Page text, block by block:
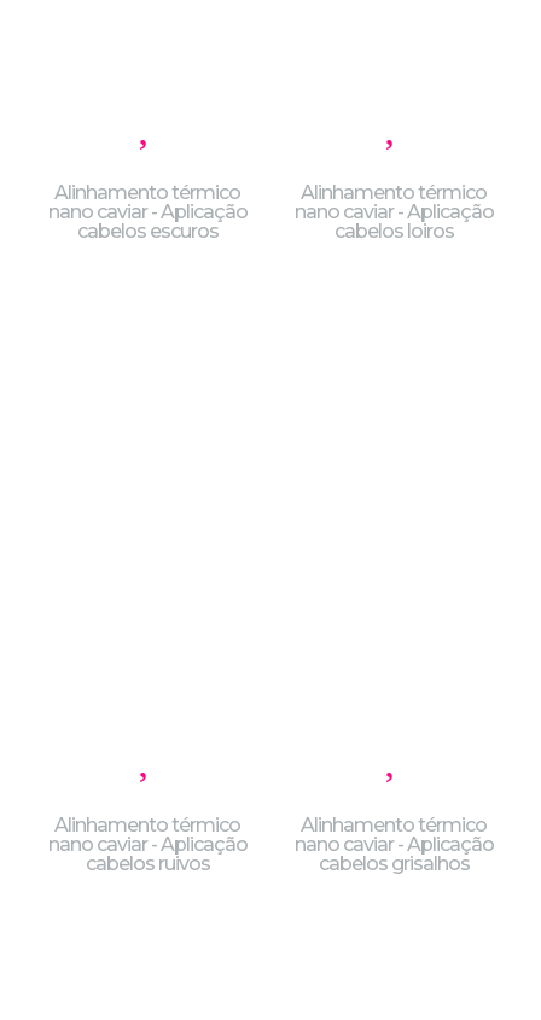
Alinhamento térmico
nano caviar - Aplicação
cabelos escuros
Alinhamento térmico
nano caviar - Aplicação
cabelos loiros
Alinhamento térmico
nano caviar - Aplicação
cabelos ruivos
Alinhamento térmico
nano caviar - Aplicação
cabelos grisalhos